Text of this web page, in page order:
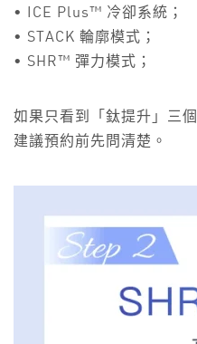
• ICE Plus™ 冷卻系統；
• STACK 輪廓模式；
• SHR™ 彈力模式；
如果只看到「鈦提升」三
建議預約前先問清楚。